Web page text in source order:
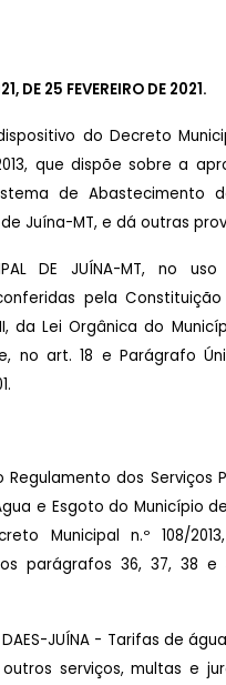
DE 25 FEVEREIRO DE 2021.
do Decreto
que dispõe sobre a
de Abastecimento
Juína-MT, e dá outras
DE JUÍNA-MT, no
pela
da Lei Orgânica do
no art. 18 e Parágrafo
Regulamento dos Serviços
e Esgoto do Município
Municipal n.º 108/
parágrafos 36, 37, 38
DAES-JUÍNA - Tarifas de
serviços, multas e